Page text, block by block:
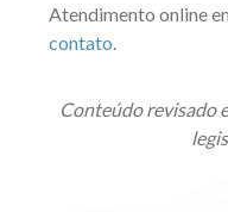
Atendimento online
contato
Conteúdo revisado